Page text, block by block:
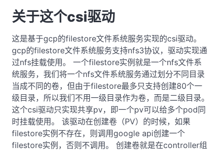
关于这个csi驱动
这是基于gcp的filestore文件系统服务实现的csi驱动。
gcp的filestore文件系统服务支持nfs3协议，驱动实现通
过nfs挂载使用。 一个filestore实例就是一个nfs文件系
统服务，我们将一个nfs文件系统服务通过划分不同目录
当成不同的卷，但由于filestore最多只支持创建80个一
级目录，所以我们不用一级目录作为卷，而是二级目录。
这个csi驱动只实现共享pv，即一个pv可以给多个pod同
时挂载使用。 该驱动在创建卷（PV）的时候，如果
filestore实例不存在，则调用google api创建一个
filestore实例，否则不调用。 创建卷就是在controller组